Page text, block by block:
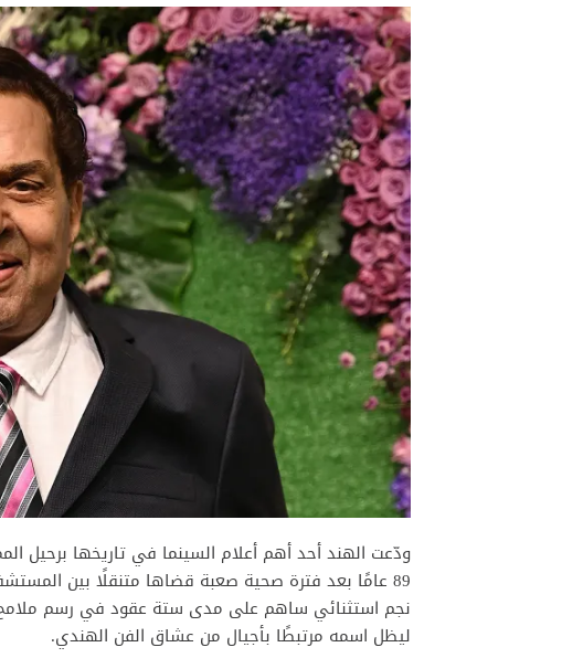
ودّعت الهند أحد أهم أعلام السينما في تاريخها برحيل
89 عامًا بعد فترة صحية صعبة قضاها متنقلًا بين
نجم استثنائي ساهم على مدى ستة عقود في رسم ملامح
ليظل اسمه مرتبطًا بأجيال من عشاق الفن الهندي.